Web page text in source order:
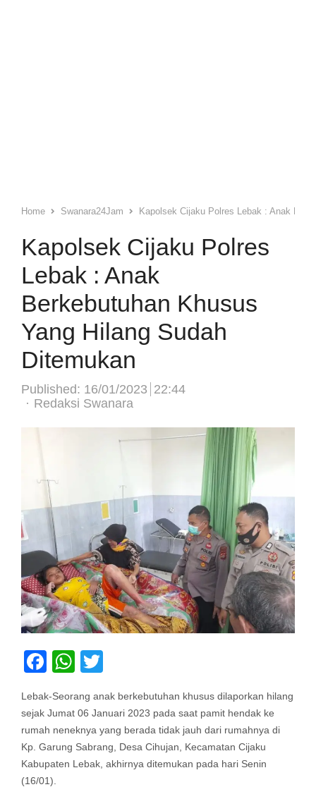
Home Swanara24Jam Kapolsek Cijaku Polres Lebak : Anak
Kapolsek Cijaku Polres
Lebak : Anak
Berkebutuhan Khusus
Yang Hilang Sudah
Ditemukan
Published: 16/01/2023 22:44
Author
Redaksi Swanara
Facebook
WhatsApp
Lebak-Seorang anak berkebutuhan khusus dilaporkan hilang
sejak Jumat 06 Januari 2023 pada saat pamit hendak ke
rumah neneknya yang berada tidak jauh dari rumahnya di
Kp. Garung Sabrang, Desa Cihujan, Kecamatan Cijaku
Kabupaten Lebak, akhirnya ditemukan pada hari Senin
(16/01).